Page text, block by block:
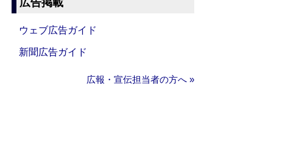
広告掲載
ウェブ広告ガイド
新聞広告ガイド
広報・宣伝担当者の方へ »